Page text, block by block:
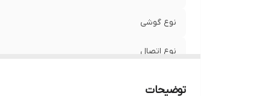
نوع گوشی
نوع اتصال
توضیحات